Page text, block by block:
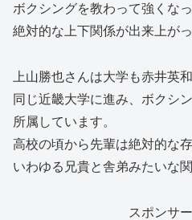
ボクシングを教わって強くな
絶対的な上下関係が出来上がっ
上山勝也さんは大学も赤井英
同じ近畿大学に進み、ボクシ
所属しています。
高校の頃から先輩は絶対的な
いわゆる兄貴と舎弟みたいな関
スポンサ